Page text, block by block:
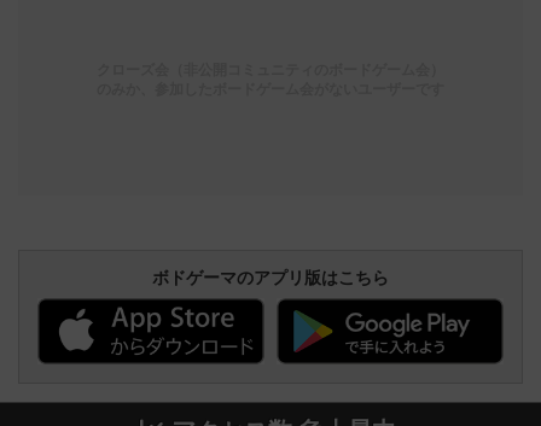
ボドゲーマのアプリ版はこちら